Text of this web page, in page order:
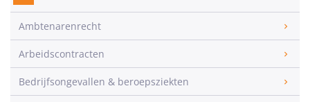
Ambtenarenrecht
Arbeidscontracten
Bedrijfsongevallen & beroepsziekten